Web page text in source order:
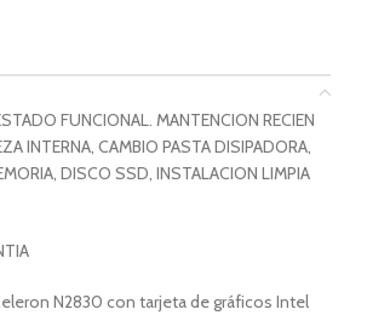
FUNCIONAL. MANTENCION RECIEN
INTERNA, CAMBIO PASTA DISIPADORA,
DISCO SSD, INSTALACION LIMPIA
N2830 con tarjeta de gráficos Intel